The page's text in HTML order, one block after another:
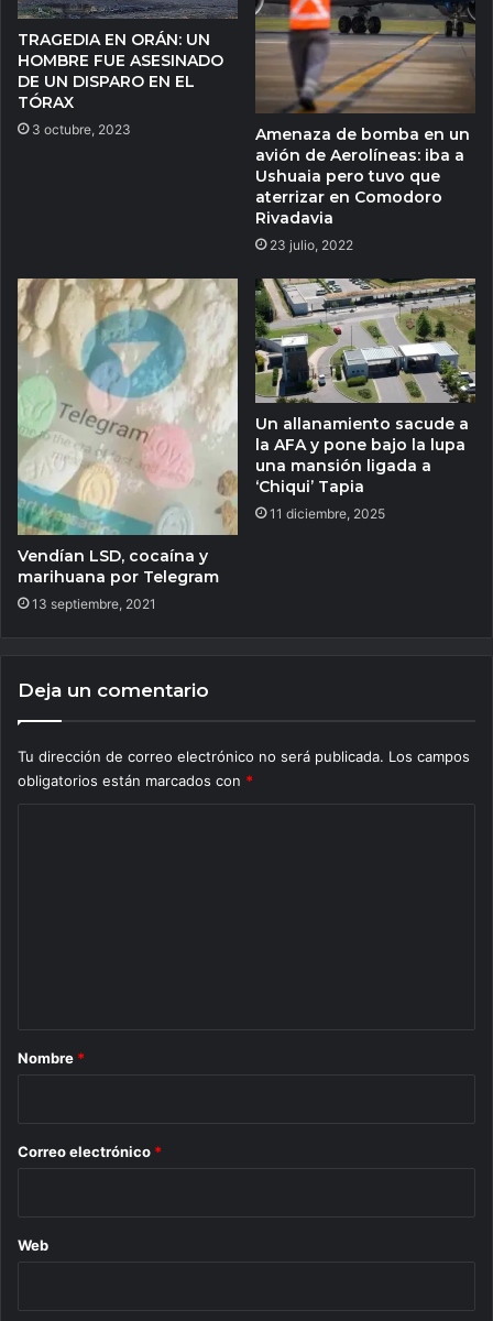
TRAGEDIA EN ORÁN: UN
HOMBRE FUE ASESINADO
DE UN DISPARO EN EL
TÓRAX
3 octubre, 2023
Amenaza de bomba en un
avión de Aerolíneas: iba a
Ushuaia pero tuvo que
aterrizar en Comodoro
Rivadavia
23 julio, 2022
Vendían LSD, cocaína y
marihuana por Telegram
13 septiembre, 2021
Un allanamiento sacude a
la AFA y pone bajo la lupa
una mansión ligada a
‘Chiqui’ Tapia
11 diciembre, 2025
Deja un comentario
Tu dirección de correo electrónico no será publicada. Los campos
obligatorios están marcados con *
r
*
Nombre *
Correo electrónico *
Web